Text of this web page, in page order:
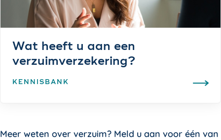
Wat heeft u aan een
verzuimverzekering?
KENNISBANK
Meer weten over verzuim? Meld u aan voor één van